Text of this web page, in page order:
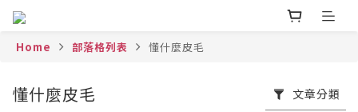
Home 部落格列表 懂什麼皮毛
懂什麼皮毛 文章分類